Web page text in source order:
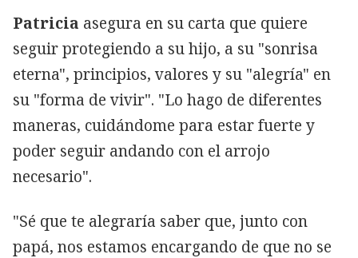
Patricia asegura en su carta que quiere
seguir protegiendo a su hijo, a su "sonrisa
eterna", principios, valores y su "alegría" en
su "forma de vivir". "Lo hago de diferentes
maneras, cuidándome para estar fuerte y
poder seguir andando con el arrojo
necesario".
"Sé que te alegraría saber que, junto con
papá, nos estamos encargando de que no se